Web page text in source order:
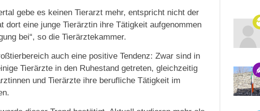
gebe es keinen Tierarzt mehr, entspricht nicht der
dort eine junge Tierärztin ihre Tätigkeit aufgenommen
bei“, so die Tierärztekammer.
auch eine positive Tendenz: Zwar sind in
Tierärzte in den Ruhestand getreten, gleichzeitig
und Tierärzte ihre berufliche Tätigkeit im